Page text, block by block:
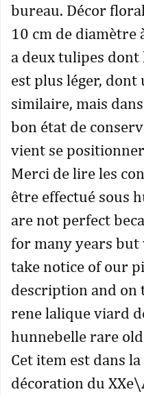
bureau. Décor
10 cm de diamètre
a deux tulipes
est plus léger, dont
similaire, mais
bon état de
vient se
Merci de lire les
être effectué sous
are not perfect
for many years
take notice of our
description and on
rene lalique viard
hunnebelle rare
Cet item est dans
décoration du